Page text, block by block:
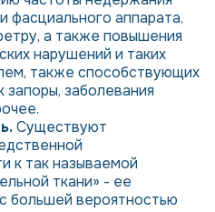
фасциального аппарата,
а также повышения
нарушений и таких
также способствующих
заболевания
Существуют
к так называемой
ткани» - ее
большей вероятностью